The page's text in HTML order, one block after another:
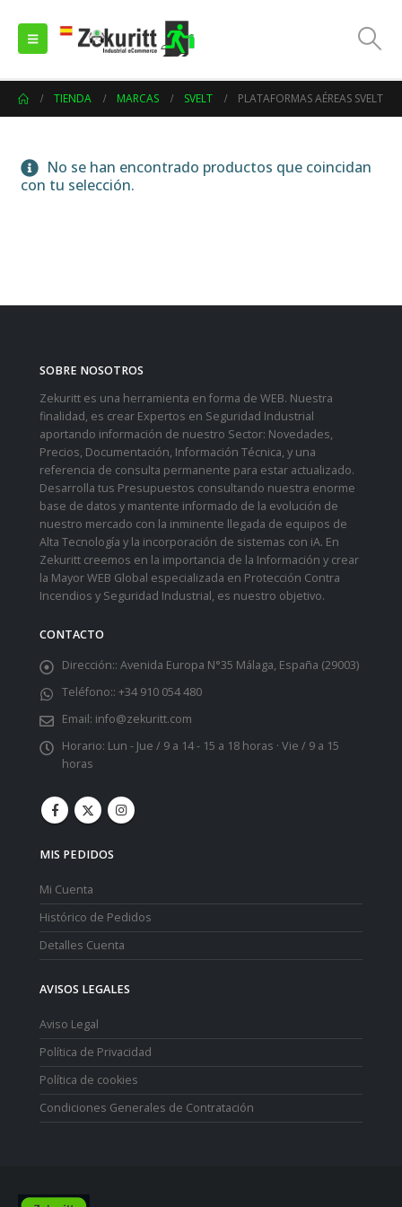
TIENDA MARCAS SVELT PLATAFORMAS AÉREAS SVELT
No se han encontrado productos que coincidan
con tu selección.
SOBRE NOSOTROS
Zekuritt es una herramienta en forma de WEB. Nuestra
finalidad, es crear Expertos en Seguridad Industrial
aportando información de nuestro Sector: Novedades,
Precios, Documentación, Información Técnica, y una
referencia de consulta permanente para estar actualizado.
Desarrolla tus Presupuestos consultando nuestra enorme
base de datos y mantente informado de la evolución de
nuestro mercado con la inminente llegada de equipos de
Alta Tecnología y la incorporación de sistemas con iA. En
Zekuritt creemos en la importancia de la Información y crear
la Mayor WEB Global especializada en Protección Contra
Incendios y Seguridad Industrial, es nuestro objetivo.
CONTACTO
Dirección:: Avenida Europa N°35 Málaga, España (29003)
Teléfono:: +34 910 054 480
Email: info@zekuritt.com
Horario: Lun - Jue / 9 a 14 - 15 a 18 horas · Vie / 9 a 15
horas
MIS PEDIDOS
Mi Cuenta
Histórico de Pedidos
Detalles Cuenta
AVISOS LEGALES
Aviso Legal
Política de Privacidad
Política de cookies
Condiciones Generales de Contratación